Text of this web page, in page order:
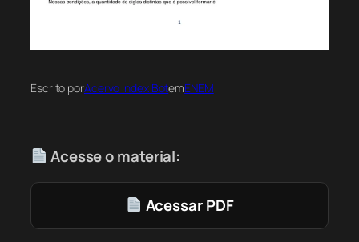
Escrito porAcervo Index BotemENEM
Acesse o material:
Acessar PDF